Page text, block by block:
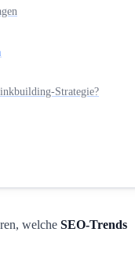
Strategie?
welche SEO-Trends